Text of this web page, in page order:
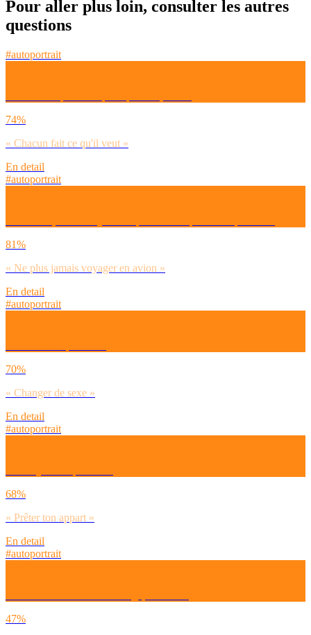
Pour aller plus loin, consulter les autres
questions
#autoportrait
74%
« Chacun fait ce qu'il veut »
En detail
#autoportrait
81%
« Ne plus jamais voyager en avion »
En detail
#autoportrait
70%
« Changer de sexe »
En detail
#autoportrait
68%
« Prêter ton appart »
En detail
#autoportrait
47%